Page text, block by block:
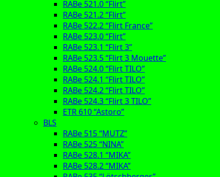
RABe 521.0 “Flirt”
RABe 521.2 “Flirt”
RABe 522.2 “Flirt France”
RABe 523.0 “Flirt”
RABe 523.1 “Flirt 3”
RABe 523.5 “Flirt 3 Mouette”
RABe 524.0 “Flirt TILO”
RABe 524.1 “Flirt TILO”
RABe 524.2 “Flirt TILO”
RABe 524.3 “Flirt 3 TILO”
ETR 610 “Astoro”
BLS
RABe 515 “MUTZ”
RABe 525 “NINA”
RABe 528.1 “MIKA”
RABe 528.2 “MIKA”